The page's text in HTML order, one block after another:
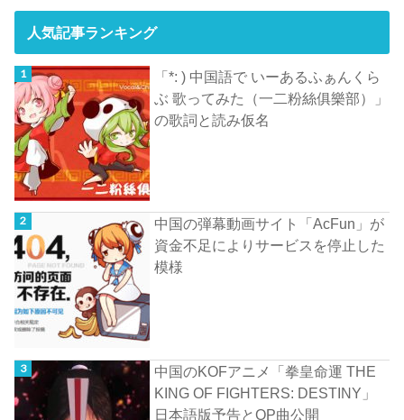
人気記事ランキング
「*: ) 中国語で いーあるふぁんくら
ぶ 歌ってみた（一二粉絲俱樂部）」
の歌詞と読み仮名
中国の弾幕動画サイト「AcFun」が
資金不足によりサービスを停止した
模様
中国のKOFアニメ「拳皇命運 THE
KING OF FIGHTERS: DESTINY」
日本語版予告とOP曲公開